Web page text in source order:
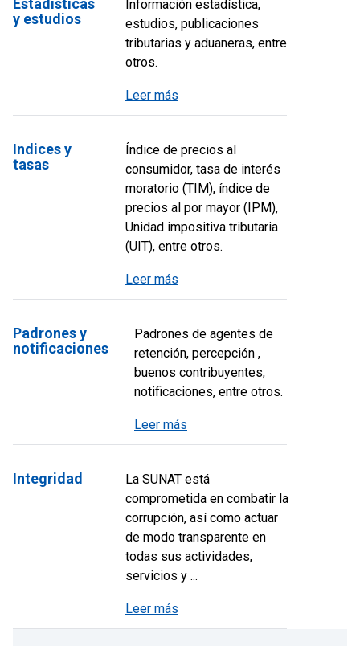
Estadisticas
y estudios
Información estadística,
estudios, publicaciones
tributarias y aduaneras, entre
otros.
Leer más
Indices y
tasas
Índice de precios al
consumidor, tasa de interés
moratorio (TIM), índice de
precios al por mayor (IPM),
Unidad impositiva tributaria
(UIT), entre otros.
Leer más
Padrones y
notificaciones
Padrones de agentes de
retención, percepción ,
buenos contribuyentes,
notificaciones, entre otros.
Leer más
Integridad
La SUNAT está
comprometida en combatir la
corrupción, así como actuar
de modo transparente en
todas sus actividades,
servicios y ...
Leer más